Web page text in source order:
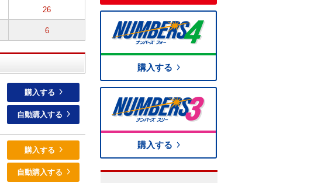
26
6
購入する
自動購入する
購入する
自動購入する
購入する
購入する